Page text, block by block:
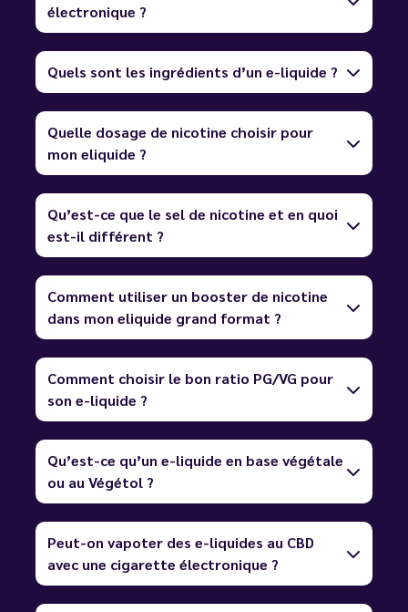
électronique ?
Quels sont les ingrédients d’un e-liquide ?
Quelle dosage de nicotine choisir pour
mon eliquide ?
Qu’est-ce que le sel de nicotine et en quoi
est-il différent ?
Comment utiliser un booster de nicotine
dans mon eliquide grand format ?
Comment choisir le bon ratio PG/VG pour
son e-liquide ?
Qu’est-ce qu’un e-liquide en base végétale
ou au Végétol ?
Peut-on vapoter des e-liquides au CBD
avec une cigarette électronique ?